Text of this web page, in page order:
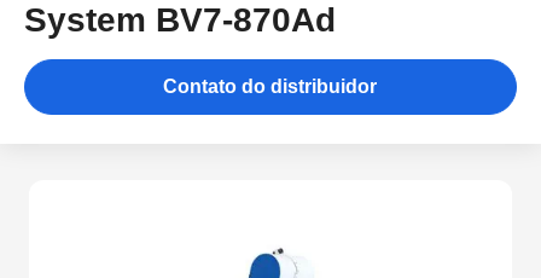
System BV7-870Ad
Contato do distribuidor